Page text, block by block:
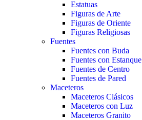
Estatuas
Figuras de Arte
Figuras de Oriente
Figuras Religiosas
Fuentes
Fuentes con Buda
Fuentes con Estanque
Fuentes de Centro
Fuentes de Pared
Maceteros
Maceteros Clásicos
Maceteros con Luz
Maceteros Granito